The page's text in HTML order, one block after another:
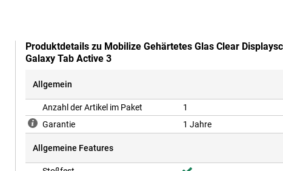
Produktdetails zu Mobilize Gehärtetes Glas Clear
Galaxy Tab Active 3
Allgemein
Anzahl der Artikel im Paket
1
Garantie
1 Jahre
Allgemeine Features